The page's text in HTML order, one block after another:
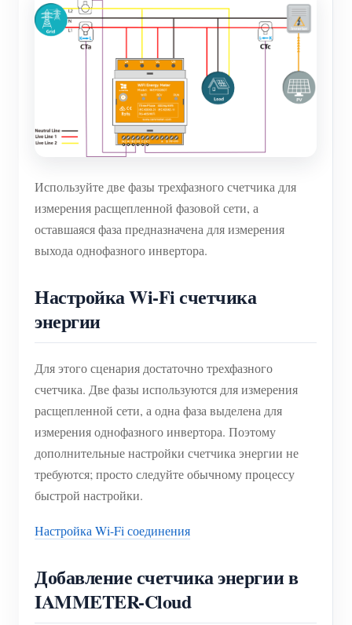
Используйте две фазы трехфазного счетчика для
измерения расщепленной фазовой сети, а
оставшаяся фаза предназначена для измерения
выхода однофазного инвертора.
Настройка Wi-Fi счетчика
энергии
Для этого сценария достаточно трехфазного
счетчика. Две фазы используются для измерения
расщепленной сети, а одна фаза выделена для
измерения однофазного инвертора. Поэтому
дополнительные настройки счетчика энергии не
требуются; просто следуйте обычному процессу
быстрой настройки.
Настройка Wi-Fi соединения
Добавление счетчика энергии в
IAMMETER-Cloud